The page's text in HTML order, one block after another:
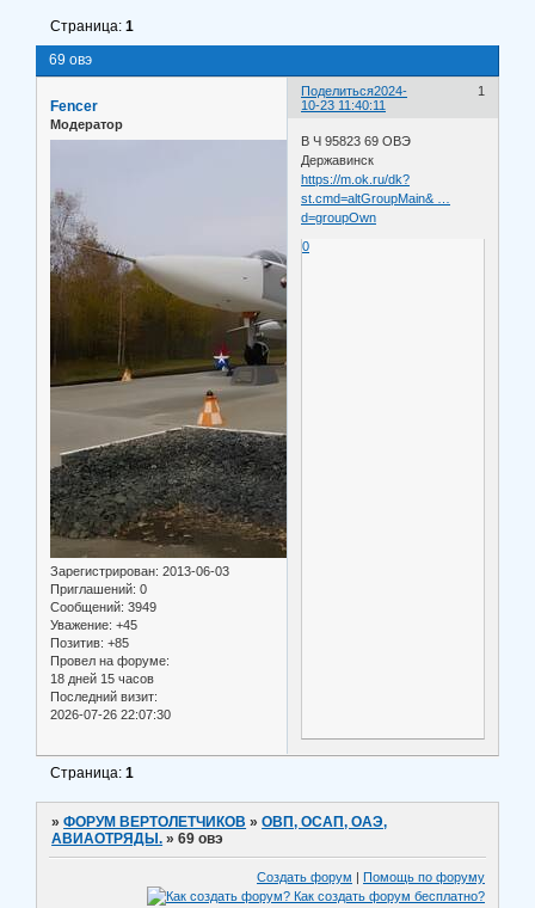
69 овэ
Страница:1
Поделиться 1
2024-
10-23 11:40:11
Fencer
Модератор
Зарегистрирован: 2013-06-03
Приглашений: 0
Сообщений: 3949
Уважение: +45
Позитив: +85
Провел на форуме:
18 дней 15 часов
Последний визит:
2026-07-26 22:07:30
В Ч 95823 69 ОВЭ
Державинск
https://m.ok.ru/dk?
st.cmd=altGroupMain& …
d=groupOwn
0
Страница:1
»ФОРУМ ВЕРТОЛЕТЧИКОВ »ОВП, ОСАП, ОАЭ,
АВИАОТРЯДЫ. »69 овэ
Создать форум | Помощь по форуму